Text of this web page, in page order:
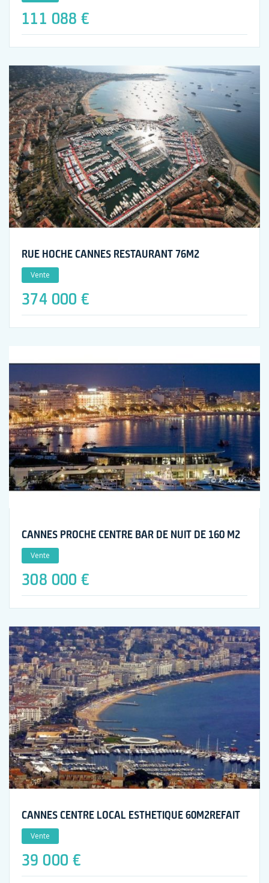
111 088 €
RUE HOCHE CANNES RESTAURANT 76M2
Vente
374 000 €
CANNES PROCHE CENTRE BAR DE NUIT DE 160 M2
Vente
308 000 €
CANNES CENTRE LOCAL ESTHETIQUE 60M2REFAIT
Vente
39 000 €